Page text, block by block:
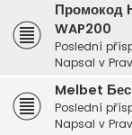
Промокод
WAP200
Poslední
Napsal v
Melbet
Poslední
Napsal v